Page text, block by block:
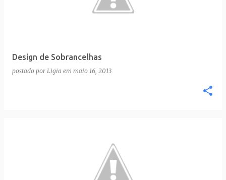
Design de Sobrancelhas
postado por Ligia em maio 16, 2013